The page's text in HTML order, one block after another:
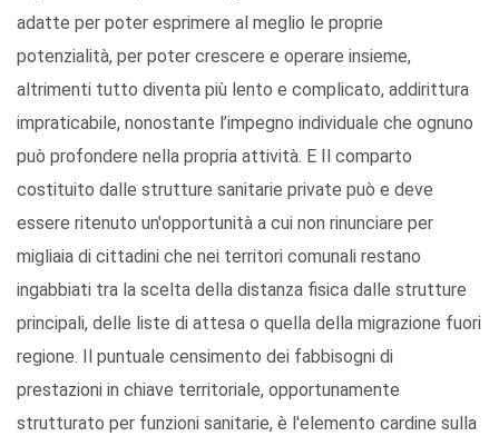
adatte per poter esprimere al meglio le proprie
potenzialità, per poter crescere e operare insieme,
altrimenti tutto diventa più lento e complicato, addirittura
impraticabile, nonostante l’impegno individuale che ognuno
può profondere nella propria attività. E Il comparto
costituito dalle strutture sanitarie private può e deve
essere ritenuto un'opportunità a cui non rinunciare per
migliaia di cittadini che nei territori comunali restano
ingabbiati tra la scelta della distanza fisica dalle strutture
principali, delle liste di attesa o quella della migrazione fuori
regione. Il puntuale censimento dei fabbisogni di
prestazioni in chiave territoriale, opportunamente
strutturato per funzioni sanitarie, è l'elemento cardine sulla